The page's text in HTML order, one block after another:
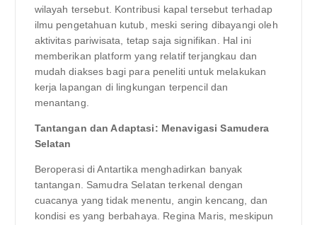
wilayah tersebut. Kontribusi kapal tersebut terhadap
ilmu pengetahuan kutub, meski sering dibayangi oleh
aktivitas pariwisata, tetap saja signifikan. Hal ini
memberikan platform yang relatif terjangkau dan
mudah diakses bagi para peneliti untuk melakukan
kerja lapangan di lingkungan terpencil dan
menantang.
Tantangan dan Adaptasi: Menavigasi Samudera
Selatan
Beroperasi di Antartika menghadirkan banyak
tantangan. Samudra Selatan terkenal dengan
cuacanya yang tidak menentu, angin kencang, dan
kondisi es yang berbahaya. Regina Maris, meskipun